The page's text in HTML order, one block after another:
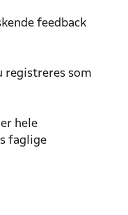
feedback
registreres som
hele
faglige